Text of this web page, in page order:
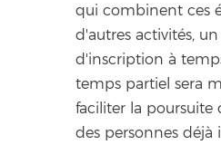
qui combinent ces
d'autres activités,
d'inscription à
temps partiel sera
faciliter la poursuite
des personnes déjà